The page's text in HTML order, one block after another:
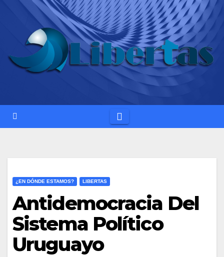
contenido
¿EN DÓNDE ESTAMOS? LIBERTAS
Antidemocracia Del
Sistema Político
Uruguayo